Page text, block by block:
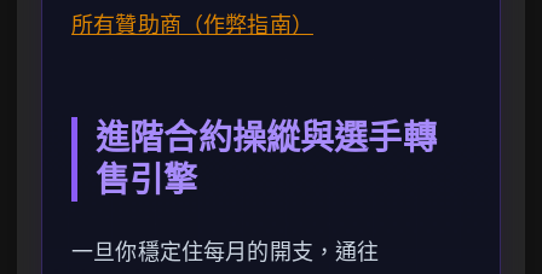
所有贊助商（作弊指南）
進階合約操縱與選手轉
售引擎
一旦你穩定住每月的開支，通往